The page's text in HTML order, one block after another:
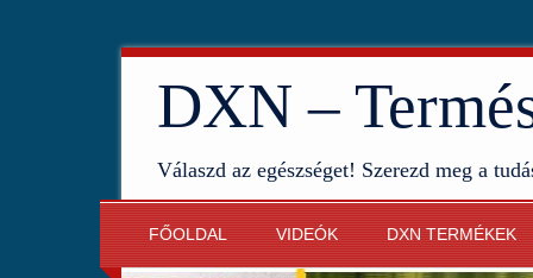
DXN –
Válaszd az egészséget! Szerezd meg a
FŐOLDAL VIDEÓK DXN TERMÉKEK